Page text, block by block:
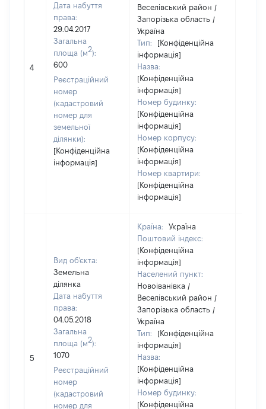
4
Дата набуття
права:
29.04.2017
Загальна
площа (м2):
600
Реєстраційний
номер
(кадастровий
номер для
земельної
ділянки):
[Конфіденційна
інформація]
Веселівський район /
Запорізька область /
Україна
Тип:
[Конфіденційна
інформація]
Назва:
[Конфіденційна
інформація]
Номер будинку:
[Конфіденційна
інформація]
Номер корпусу:
[Конфіденційна
інформація]
Номер квартири:
[Конфіденційна
інформація]
5
Вид об'єкта:
Земельна
ділянка
Дата набуття
права:
04.05.2018
Загальна
площа (м2):
1070
Реєстраційний
номер
(кадастровий
номер для
Країна:
Україна
Поштовий індекс:
[Конфіденційна
інформація]
Населений пункт:
Новоіванівка /
Веселівський район /
Запорізька область /
Україна
Тип:
[Конфіденційна
інформація]
Назва:
[Конфіденційна
інформація]
Номер будинку:
[Конфіденційна